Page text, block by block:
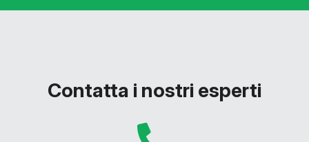
Contatta i nostri esperti